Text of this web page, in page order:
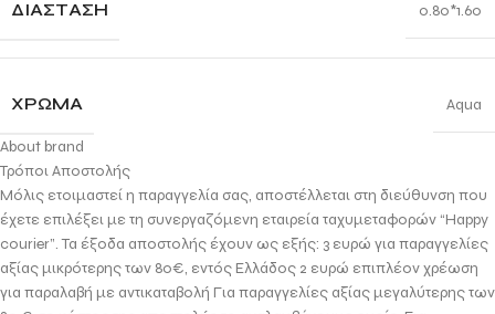
ΔΙΆΣΤΑΣΗ 0.80*1.60
ΧΡΏΜΑ Aqua
About brand
Τρόποι Αποστολής
Μόλις ετοιμαστεί η παραγγελία σας, αποστέλλεται στη διεύθυνση που
έχετε επιλέξει με τη συνεργαζόμενη εταιρεία ταχυμεταφορών “Happy
courier”. Τα έξοδα αποστολής έχουν ως εξής: 3 ευρώ για παραγγελίες
αξίας μικρότερης των 80€, εντός Ελλάδος 2 ευρώ επιπλέον χρέωση
για παραλαβή με αντικαταβολή Για παραγγελίες αξίας μεγαλύτερης των